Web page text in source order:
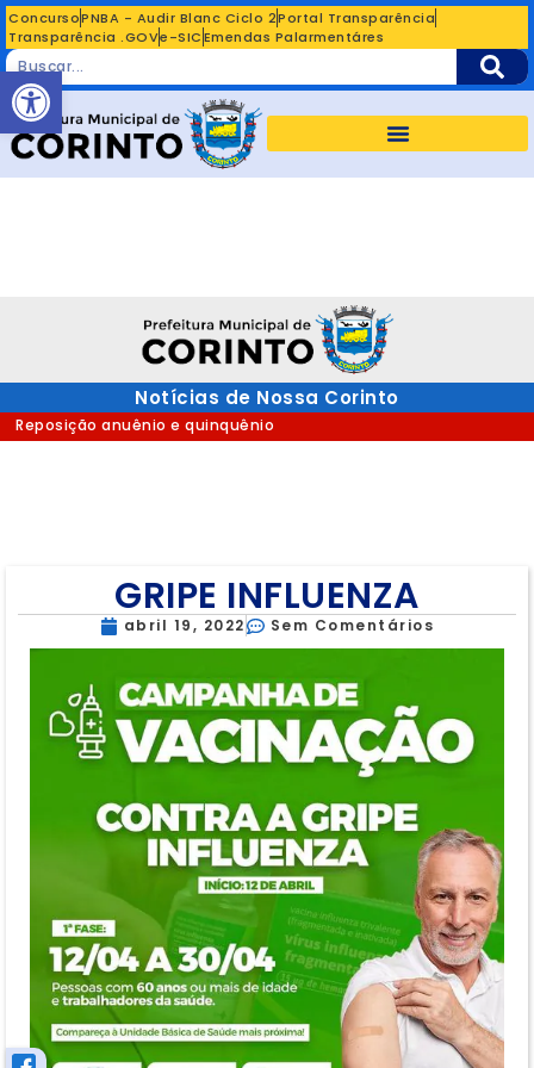
ConcursoPNBA - Audir Blanc Ciclo 2Portal Transparência
Transparência .GOVe-SICEmendas Palarmentáres
Notícias de Nossa Corinto
Reposição anuênio e quinquênio
GRIPE INFLUENZA
abril 19, 2022 Sem Comentários
Abrir a barra de ferramentas